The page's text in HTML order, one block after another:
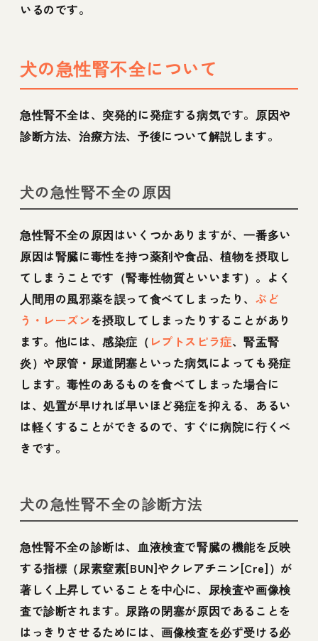
いるのです。
犬の急性腎不全について
急性腎不全は、突発的に発症する病気です。原因や
診断方法、治療方法、予後について解説します。
犬の急性腎不全の原因
急性腎不全の原因はいくつかありますが、一番多い
原因は腎臓に毒性を持つ薬剤や食品、植物を摂取し
てしまうことです（腎毒性物質といいます）。よく
人間用の風邪薬を誤って食べてしまったり、 ぶど
う・レーズンを摂取してしまったりすることがあり
ます。他には、感染症（ レプトスピラ症、腎盂腎
炎）や尿管・尿道閉塞といった病気によっても発症
します。毒性のあるものを食べてしまった場合に
は、処置が早ければ早いほど発症を抑える、あるい
は軽くすることができるので、すぐに病院に行くべ
きです。
犬の急性腎不全の診断方法
急性腎不全の診断は、血液検査で腎臓の機能を反映
する指標（尿素窒素[BUN]やクレアチニン[Cre]）が
著しく上昇していることを中心に、尿検査や画像検
査で診断されます。尿路の閉塞が原因であることを
はっきりさせるためには、画像検査を必ず受ける必